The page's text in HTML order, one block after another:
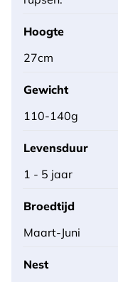
Hoogte
27cm
Gewicht
110-140g
Levensduur
1 - 5 jaar
Broedtijd
Maart-Juni
Nest